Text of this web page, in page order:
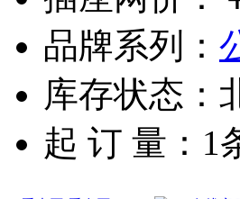
品牌系列：
库存状态：
起 订 量